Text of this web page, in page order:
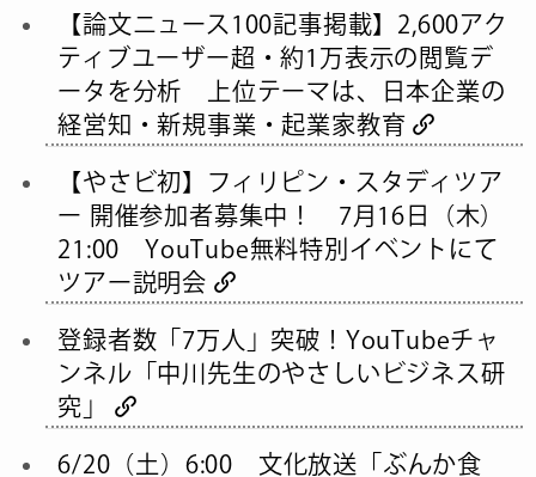
【論文ニュース100記事掲載】2,600アク
ティブユーザー超・約1万表示の閲覧デ
ータを分析 上位テーマは、日本企業の
経営知・新規事業・起業家教育
【やさビ初】フィリピン・スタディツア
ー 開催参加者募集中！ 7月16日（木）
21:00 YouTube無料特別イベントにて
ツアー説明会
登録者数「7万人」突破！YouTubeチャ
ンネル「中川先生のやさしいビジネス研
究」
6/20（土）6:00 文化放送「ぶんか食